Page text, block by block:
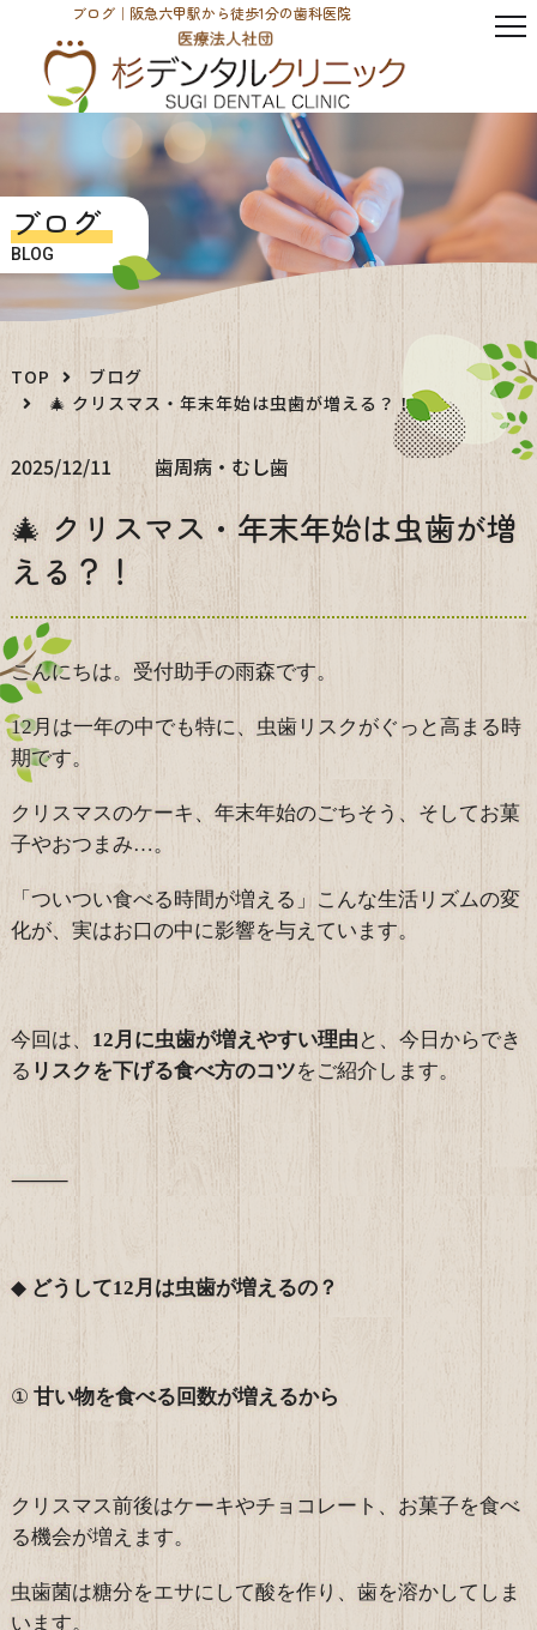
ブログ｜阪急六甲駅から徒歩1分の歯科医院
ブログ
BLOG
TOP
ブログ
🎄 クリスマス・年末年始は虫歯が増える？！
2025/12/11 歯周病・むし歯
🎄 クリスマス・年末年始は虫歯が増
える？！
こんにちは。受付助手の雨森です。
12月は一年の中でも特に、虫歯リスクがぐっと高まる時
期です。
クリスマスのケーキ、年末年始のごちそう、そしてお菓
子やおつまみ…。
「ついつい食べる時間が増える」こんな生活リズムの変
化が、実はお口の中に影響を与えています。
今回は、 12月に虫歯が増えやすい理由 と、今日からでき
る リスクを下げる食べ方のコツをご紹介します。
⸻
◆どうして12月は虫歯が増えるの？
① 甘い物を食べる回数が増えるから
クリスマス前後はケーキやチョコレート、お菓子を食べ
る機会が増えます。
虫歯菌は糖分をエサにして酸を作り、歯を溶かしてしま
います。